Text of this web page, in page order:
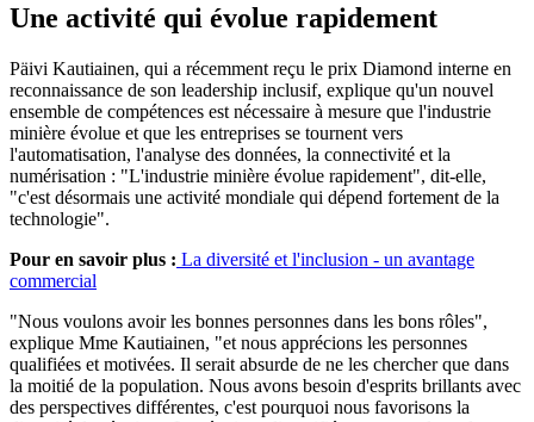
Une activité qui évolue rapidement
Päivi Kautiainen, qui a récemment reçu le prix Diamond interne en
reconnaissance de son leadership inclusif, explique qu'un nouvel
ensemble de compétences est nécessaire à mesure que l'industrie
minière évolue et que les entreprises se tournent vers
l'automatisation, l'analyse des données, la connectivité et la
numérisation : "L'industrie minière évolue rapidement", dit-elle,
"c'est désormais une activité mondiale qui dépend fortement de la
technologie".
Pour en savoir plus : La diversité et l'inclusion - un avantage
commercial
"Nous voulons avoir les bonnes personnes dans les bons rôles",
explique Mme Kautiainen, "et nous apprécions les personnes
qualifiées et motivées. Il serait absurde de ne les chercher que dans
la moitié de la population. Nous avons besoin d'esprits brillants avec
des perspectives différentes, c'est pourquoi nous favorisons la